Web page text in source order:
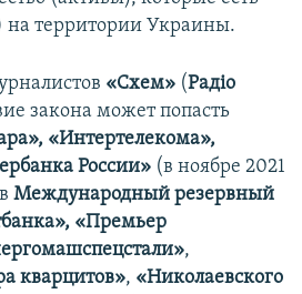
на территории Украины.
«Схем» (Радіо
закона может попасть
«Интертелекома»,
России» (в ноябре 2021
Международный резервный
«Премьер
,
кварцитов», «Николаевского